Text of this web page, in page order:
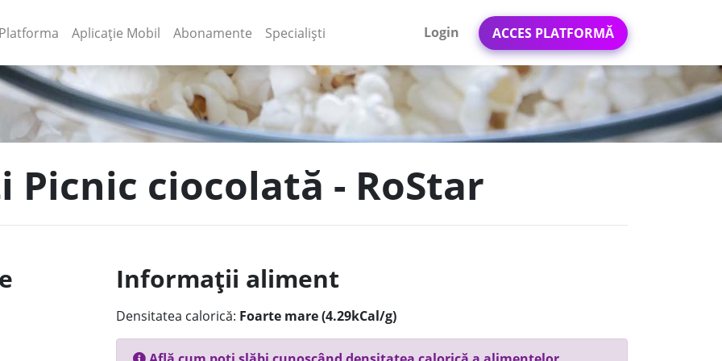
(current)
Aplicație Mobil (current)
Abonamente Specialiști Login ACCES PLATFORMĂ
ciocolată - RoStar
Informații aliment
Densitatea calorică: Foarte mare (4.29kCal/g)